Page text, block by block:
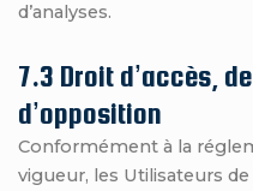
d’analyses.
7.3 Droit d’accès,
d’opposition
Conformément à la
vigueur, les Utilisateurs